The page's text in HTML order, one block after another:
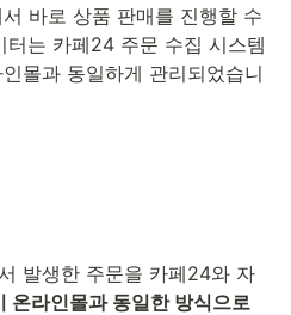
바로 상품 판매를 진행할 수
터는 카페24 주문 수집 시스템
몰과 동일하게 관리되었습니
발생한 주문을 카페24와 자
온라인몰과 동일한 방식으로